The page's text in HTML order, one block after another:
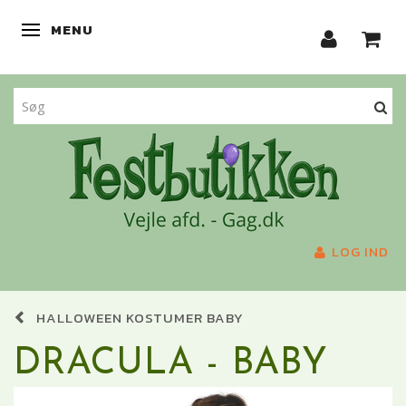
SKIFTE NAVIGATION
MENU
LOG IND
HALLOWEEN KOSTUMER BABY
DRACULA - BABY